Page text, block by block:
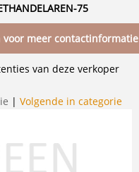
75
voor meer contactinformatie
van deze verkoper
|Volgende in categorie